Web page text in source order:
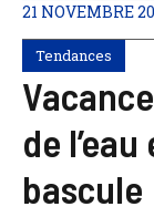
21 NOVEMBRE
Tendances
de
bascule